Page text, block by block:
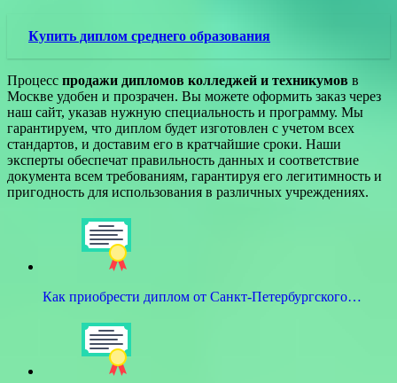
Купить диплом среднего образования
Процесс продажи дипломов колледжей и техникумов в
Москве удобен и прозрачен. Вы можете оформить заказ через
наш сайт, указав нужную специальность и программу. Мы
гарантируем, что диплом будет изготовлен с учетом всех
стандартов, и доставим его в кратчайшие сроки. Наши
эксперты обеспечат правильность данных и соответствие
документа всем требованиям, гарантируя его легитимность и
пригодность для использования в различных учреждениях.
Как приобрести диплом от Санкт-Петербургского…